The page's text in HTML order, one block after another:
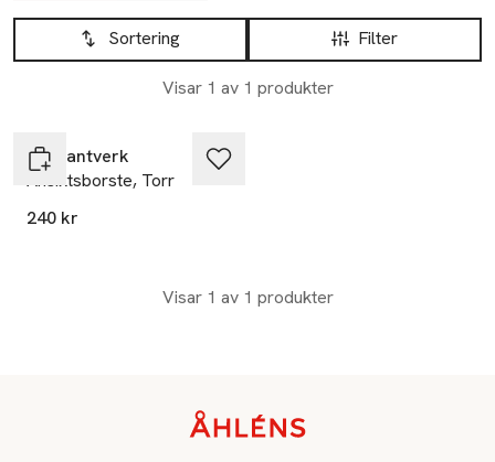
Hoppa till produktsidan
Filter
Sortering
Visar 1 av 1 produkter
Lista över produkter
Iris hantverk
Ansiktsborste, Torr
240 kr
Visar 1 av 1 produkter